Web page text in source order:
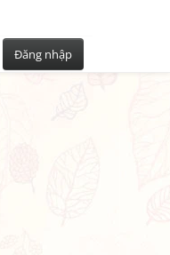
Đăng nhập